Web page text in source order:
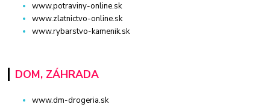
www.potraviny-online.sk
www.zlatnictvo-online.sk
www.rybarstvo-kamenik.sk
DOM, ZÁHRADA
www.dm-drogeria.sk